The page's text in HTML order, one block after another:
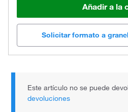
Añadir a la
Solicitar formato a
Este artículo no se puede
devoluciones